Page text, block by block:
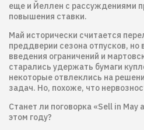
еще и Йеллен с рассуждениями
повышения ставки.
Май исторически считается
преддверии сезона отпусков,
введения ограничений и
старались удержать бумаги
некоторые отвлеклись на
задач. Но, похоже, что
Станет ли поговорка «Sell in May
этом году?